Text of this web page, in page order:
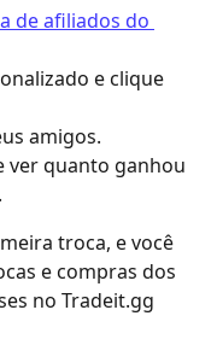
de afiliados do
e clique
amigos.
ver quanto ganhou
troca, e você
e compras dos
no Tradeit.gg